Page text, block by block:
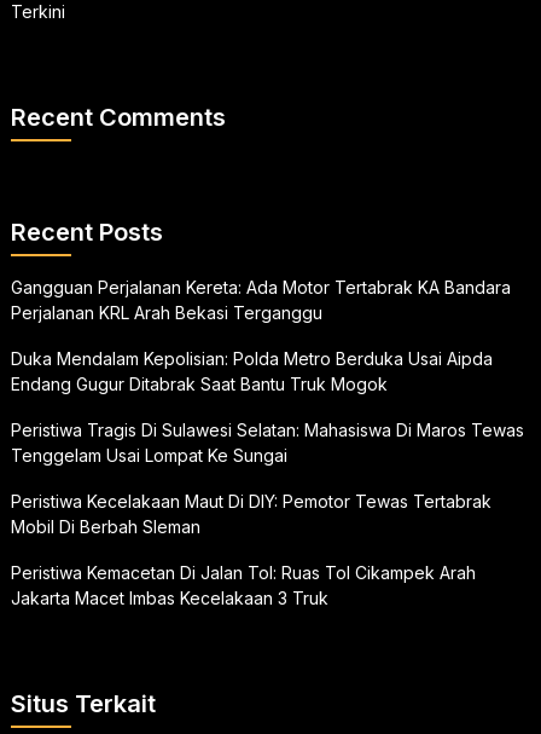
Terkini
Recent Comments
Recent Posts
Gangguan Perjalanan Kereta: Ada Motor Tertabrak KA Bandara
Perjalanan KRL Arah Bekasi Terganggu
Duka Mendalam Kepolisian: Polda Metro Berduka Usai Aipda
Endang Gugur Ditabrak Saat Bantu Truk Mogok
Peristiwa Tragis Di Sulawesi Selatan: Mahasiswa Di Maros Tewas
Tenggelam Usai Lompat Ke Sungai
Peristiwa Kecelakaan Maut Di DIY: Pemotor Tewas Tertabrak
Mobil Di Berbah Sleman
Peristiwa Kemacetan Di Jalan Tol: Ruas Tol Cikampek Arah
Jakarta Macet Imbas Kecelakaan 3 Truk
Situs Terkait